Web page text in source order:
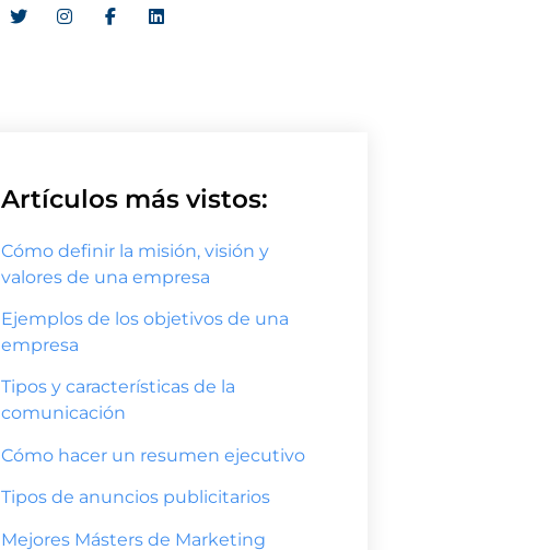
Artículos más vistos:
Cómo definir la misión, visión y
valores de una empresa
Ejemplos de los objetivos de una
empresa
Tipos y características de la
comunicación
Cómo hacer un resumen ejecutivo
Tipos de anuncios publicitarios
Mejores Másters de Marketing